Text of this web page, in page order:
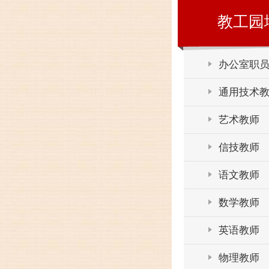
教工园
办公室职员
通用技术
艺术教师
信技教师
语文教师
数学教师
英语教师
物理教师